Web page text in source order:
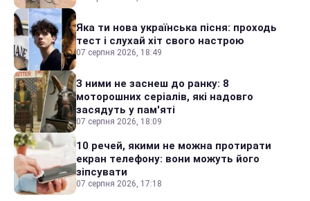
Яка ти нова українська пісня: проходь
тест і слухай хіт свого настрою
07 серпня 2026, 18:49
З ними не заснеш до ранку: 8
моторошних серіалів, які надовго
засядуть у пам'яті
07 серпня 2026, 18:09
10 речей, якими не можна протирати
екран телефону: вони можуть його
зіпсувати
07 серпня 2026, 17:18